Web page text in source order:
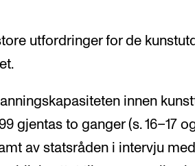
utfordringer for de
innen
gjentas to ganger (s. 16–17
av statsråden i intervju